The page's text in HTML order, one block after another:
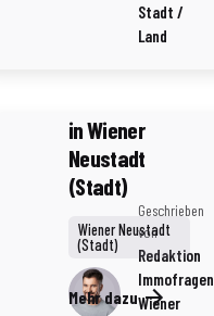
Stadt /
Land
Geschrieben
von
Redaktion
Immofragen
Wiener
Baufirmen bei
in Wiener
Neustadt
(Stadt)
Wiener Neustadt
(Stadt)
Mehr dazu